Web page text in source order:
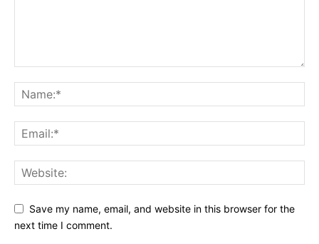
Save my name, email, and website in this browser for the
next time I comment.